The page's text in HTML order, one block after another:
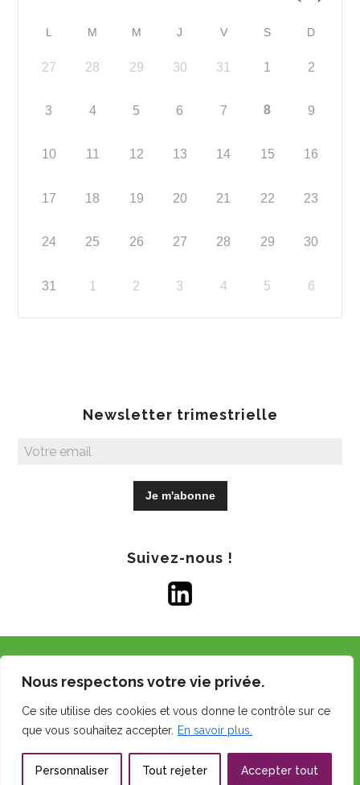
Nous respectons votre vie privée.
Ce site utilise des cookies et vous donne le contrôle sur ce
que vous souhaitez accepter. En savoir plus.
Personnaliser Tout rejeter Accepter tout
L M M J V S D
27 28 29 30 31 1 2
3 4 5 6 7 8 9
10 11 12 13 14 15 16
17 18 19 20 21 22 23
24 25 26 27 28 29 30
31 1 2 3 4 5 6
Newsletter trimestrielle
Suivez-nous !
Tous droits réservés.
Politique d’utilisation des cookies
Réalisation du site web :